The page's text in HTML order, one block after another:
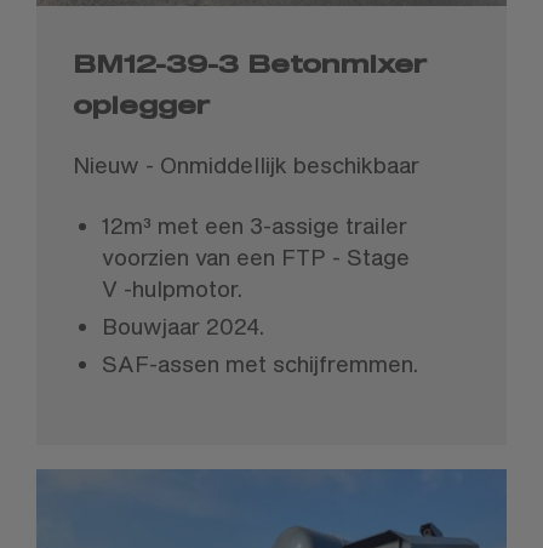
BM12-39-3 Betonmixer
oplegger
Nieuw - Onmiddellijk beschikbaar
12m³ met een 3-assige trailer
voorzien van een FTP - Stage
V -hulpmotor.
Bouwjaar 2024.
SAF-assen met schijfremmen.